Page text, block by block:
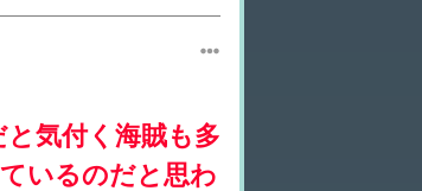
と気付く海賊も多
いるのだと思わ